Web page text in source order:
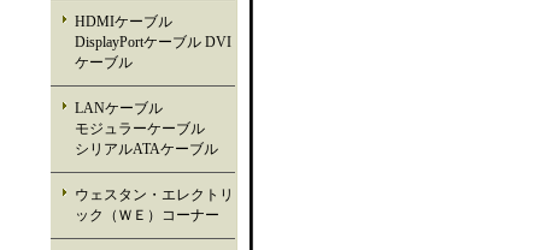
HDMIケーブル
DisplayPortケーブル DVI
ケーブル
LANケーブル
モジュラーケーブル
シリアルATAケーブル
ウェスタン・エレクトリ
ック（ＷＥ）コーナー